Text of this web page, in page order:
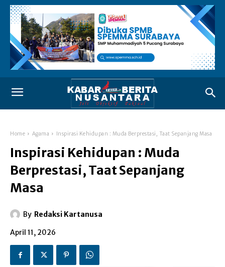
Home Agama Inspirasi Kehidupan : Muda Berprestasi, Taat Sepanjang Masa
Inspirasi Kehidupan : Muda
Berprestasi, Taat Sepanjang
Masa
By Redaksi Kartanusa
April 11, 2026